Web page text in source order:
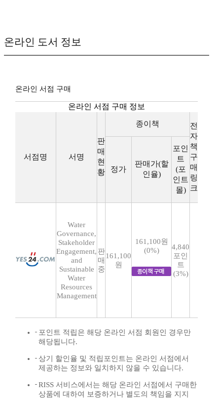
온라인 도서 정보
온라인 서점 구매
온라인 서점 구매 정보
서점명 서명
판
매
현
황
종이책
전
자
책
구
매
링
크
정가
판매가(할
인율)
포인
트
(포
인트
몰)
Water
Governance,
Stakeholder
Engagement,
and
Sustainable
Water
Resources
Management
판
매
중
161,100
원
161,100원
(0%)
4,840
포인
트
(3%)
포인트 적립은 해당 온라인 서점 회원인 경우만
해당됩니다.
상기 할인율 및 적립포인트는 온라인 서점에서
제공하는 정보와 일치하지 않을 수 있습니다.
RISS 서비스에서는 해당 온라인 서점에서 구매한
상품에 대하여 보증하거나 별도의 책임을 지지